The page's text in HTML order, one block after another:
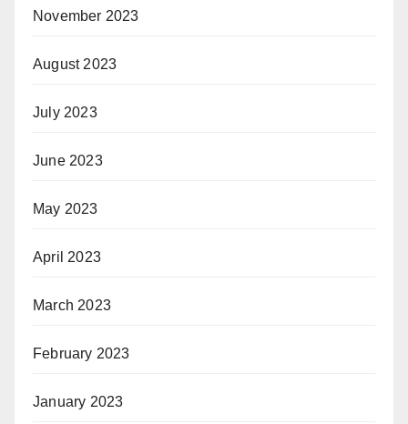
November 2023
August 2023
July 2023
June 2023
May 2023
April 2023
March 2023
February 2023
January 2023